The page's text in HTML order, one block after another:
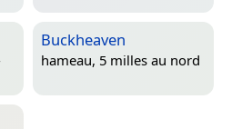
Buckheaven
hameau, 5 milles au nord